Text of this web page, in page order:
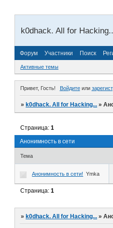
k0dhack. All for
Форум Участники Поиск
Активные темы
Привет, Гость! Войдитеили
»k0dhack. All for Hacking... »
Анонимность в сети
Страница:1
Тема
Анонимность в сети! Ymka
Страница:1
»k0dhack. All for Hacking... »